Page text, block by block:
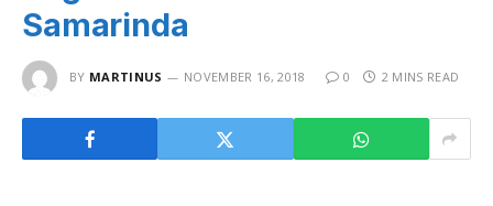
Samarinda
BY MARTINUS NOVEMBER 16, 2018 0 2 MINS READ